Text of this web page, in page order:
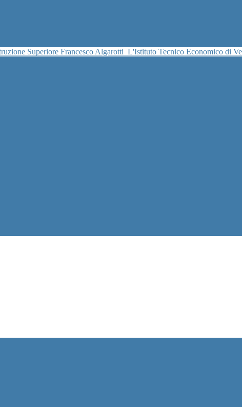
Superiore Francesco Algarotti L'Istituto Tecnico Economico di